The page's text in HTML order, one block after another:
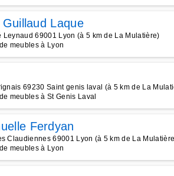
Guillaud Laque
Leynaud 69001 Lyon (à 5 km de La Mulatière)
meubles à Lyon
69230 Saint genis laval (à 5 km de La
meubles à St Genis Laval
Ferdyan
Claudiennes 69001 Lyon (à 5 km de La
meubles à Lyon